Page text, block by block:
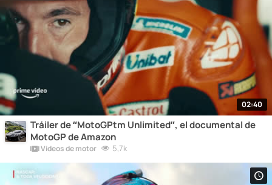
02:40
Tráiler de “MotoGPtm Unlimited”, el documental de
MotoGP de Amazon
Vídeos de motor 5,7k